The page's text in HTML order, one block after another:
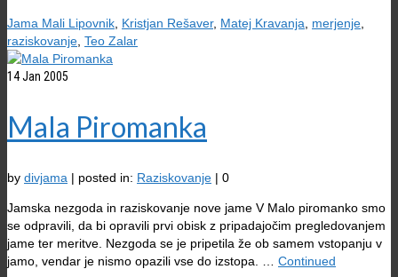
Jama Mali Lipovnik, Kristjan Rešaver, Matej Kravanja, merjenje,
raziskovanje, Teo Zalar
14Jan 2005
Mala Piromanka
by divjama | posted in: Raziskovanje | 0
Jamska nezgoda in raziskovanje nove jame V Malo piromanko smo
se odpravili, da bi opravili prvi obisk z pripadajočim pregledovanjem
jame ter meritve. Nezgoda se je pripetila že ob samem vstopanju v
jamo, vendar je nismo opazili vse do izstopa. … Continued